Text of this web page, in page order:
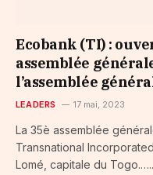
Ecobank (TI) :
assemblée
l’assemblée
LEADERS 17 mai, 2023
La 35è assemblée
Transnational
Lomé, capitale du